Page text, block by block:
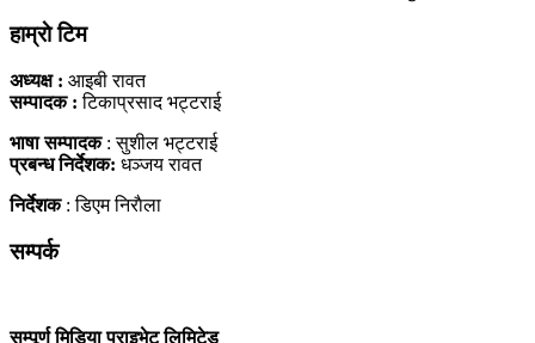
हाम्राे टिम
अध्यक्ष : आइबी रावत
सम्पादक :टिकाप्रसाद भट्टराई
भाषा सम्पादक: सुशील भट्टराई
प्रबन्ध निर्देशक: धञ्जय रावत
निर्देशक: डिएम निराैला
सम्पर्क
सम्पूर्ण मिडिया प्राइभेट लिमिटेड